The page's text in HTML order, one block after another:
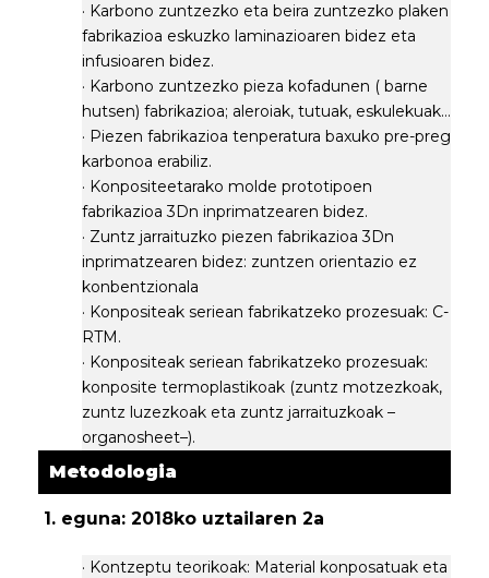
· Karbono zuntzezko eta beira zuntzezko plaken
fabrikazioa eskuzko laminazioaren bidez eta
infusioaren bidez.
· Karbono zuntzezko pieza kofadunen ( barne
hutsen) fabrikazioa; aleroiak, tutuak, eskulekuak…
· Piezen fabrikazioa tenperatura baxuko pre-preg
karbonoa erabiliz.
· Konpositeetarako molde prototipoen
fabrikazioa 3Dn inprimatzearen bidez.
· Zuntz jarraituzko piezen fabrikazioa 3Dn
inprimatzearen bidez: zuntzen orientazio ez
konbentzionala
· Konpositeak seriean fabrikatzeko prozesuak: C-
RTM.
· Konpositeak seriean fabrikatzeko prozesuak:
konposite termoplastikoak (zuntz motzezkoak,
zuntz luzezkoak eta zuntz jarraituzkoak –
organosheet–).
Metodologia
1. eguna: 2018ko uztailaren 2a
· Kontzeptu teorikoak: Material konposatuak eta